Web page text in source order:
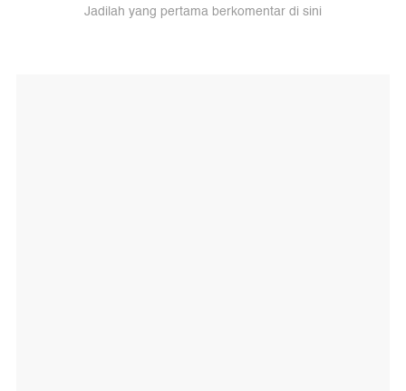
Jadilah yang pertama berkomentar di sini